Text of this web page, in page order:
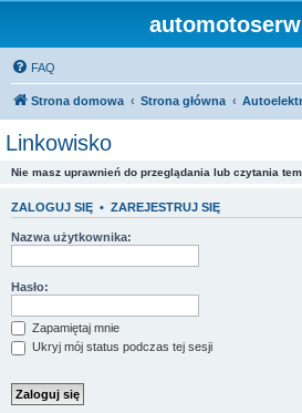
FAQ
Strona domowa Strona główna
Linkowisko
Nie masz uprawnień do przeglądania lub czytania
ZALOGUJ SIĘ • ZAREJESTRUJ SIĘ
Nazwa użytkownika:
Hasło:
Zapamiętaj mnie
Ukryj mój status podczas tej sesji